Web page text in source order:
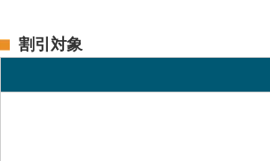
割引対象